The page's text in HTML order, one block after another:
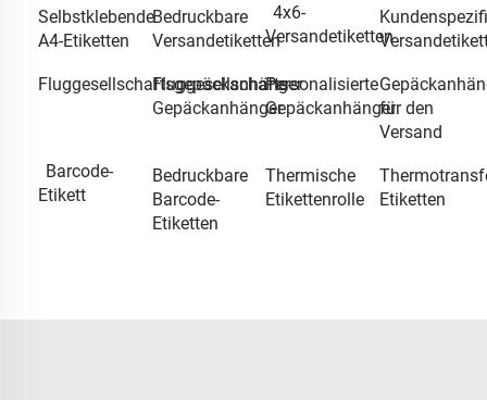
Selbstklebende
A4-Etiketten
Bedruckbare
Versandetiketten
4x6-
Versandetiketten
Fluggesellschaftsgepäckanhänger
Fluggesellschafts-
Gepäckanhänger
Personalisierte
Gepäckanhängerfür den
Versand
Barcode-
Etikett
Bedruckbare
Barcode-
Etiketten
Thermische
Etikettenrolle
Etiketten